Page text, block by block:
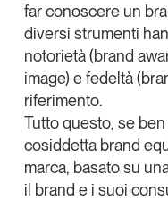
Podcast
Eventi e formazione
Tutti gli appuntamenti
Chi siamo
Contatti
far conoscere un
diversi strumenti
notorietà (brand
image) e fedeltà
riferimento.
Tutto questo, se
cosiddetta brand
marca, basato su
il brand e i suoi